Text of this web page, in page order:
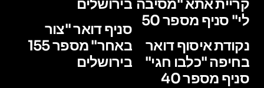
קריית אתא "מסיבה
לי" סניף מספר 50
נקודת איסוף דואר
בחיפה "כלבו חגי"
סניף מספר 40
בירושלים
סניף דואר "צור
באחר" מספר 155
בירושלים